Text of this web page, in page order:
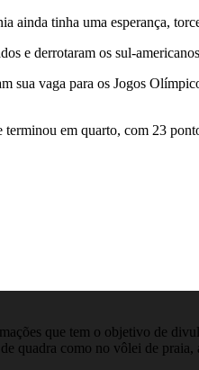
ainda tinha uma esperança,
e derrotaram os sul-
sua vaga para os Jogos
terminou em quarto, com 23
que tem o objetivo de
quadra como no vôlei de